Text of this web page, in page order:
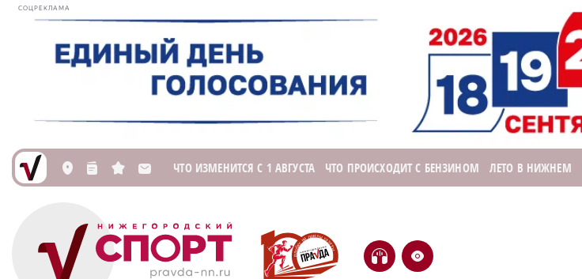
СОЦРЕКЛАМА
L n s M ЧТО ИЗМЕНИТСЯ С 1 АВГУСТА ЧТО ПРОИСХОДИТ С БЕНЗИНОМ ЛЕТО В НИЖНЕМ
H e